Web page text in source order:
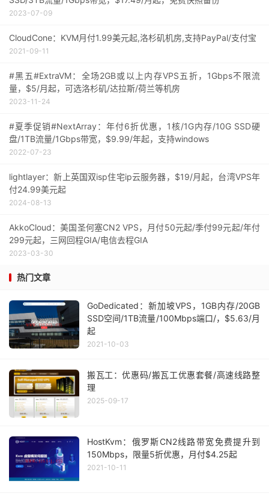
2023-07-09
CloudCone：KVM月付1.99美元起,洛杉矶机房,支持PayPal/支付宝
2021-09-11
#黑五#ExtraVM：全场2GB或以上内存VPS五折，1Gbps不限流
量，$5/月起，可选洛杉矶/达拉斯/荷兰等机房
2023-11-24
#夏季促销#NextArray：年付6折优惠，1核/1G内存/10G SSD硬
盘/1TB流量/1Gbps带宽，$9.99/年起，支持windows
2022-07-23
lightlayer：新上英国双isp住宅ip云服务器，$19/月起，台湾VPS年
付24.99美元起
2024-08-13
AkkoCloud：美国圣何塞CN2 VPS，月付50元起/季付99元起/年付
299元起，三网回程GIA/电信去程GIA
2023-03-30
热门文章
GoDedicated：新加坡VPS，1GB内存/20GB
SSD空间/1TB流量/100Mbps端口/，$5.63/月
起
2021-10-03
搬瓦工：优惠码/搬瓦工优惠套餐/高速线路整
理
2025-09-17
HostKvm：俄罗斯CN2线路带宽免费提升到
150Mbps，限量5折优惠，月付$4.25起
2021-10-11